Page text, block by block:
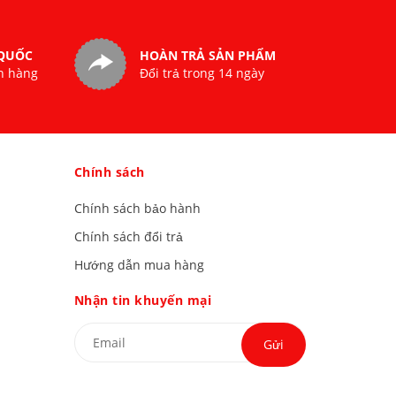
hàng
HOÀN TRẢ SẢN PHẨM
Đổi trả trong 14 ngày
Chính sách
Chính sách bảo hành
Chính sách đổi trả
Hướng dẫn mua hàng
Nhận tin khuyến mại
Gửi